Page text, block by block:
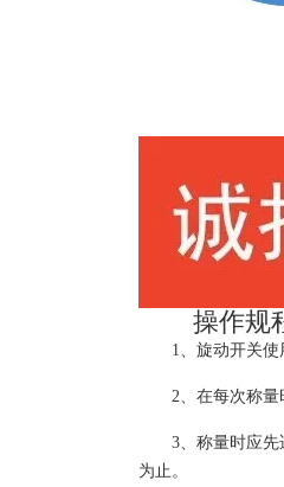
操作规
1、旋动开关
2、在每次称
3、称量时应
为止。